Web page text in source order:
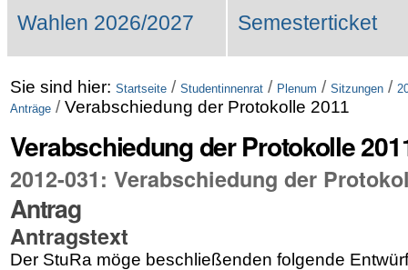
Wahlen 2026/2027 Semesterticket
Sie sind hier: Startseite / Studentinnenrat / Plenum / Sitzungen /
Anträge / Verabschiedung der Protokolle 2011
Verabschiedung der Protokolle
2012-031: Verabschiedung der
Antrag
Antragstext
Der StuRa möge beschließenden folgende